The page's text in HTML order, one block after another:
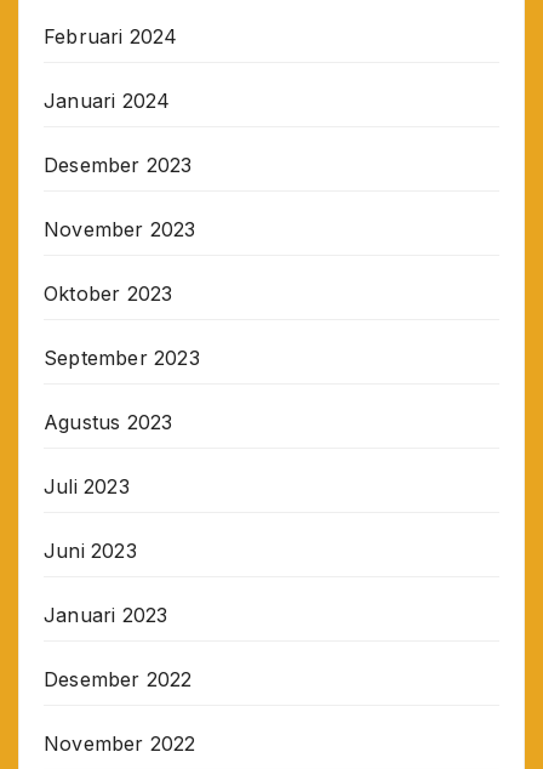
Februari 2024
Januari 2024
Desember 2023
November 2023
Oktober 2023
September 2023
Agustus 2023
Juli 2023
Juni 2023
Januari 2023
Desember 2022
November 2022